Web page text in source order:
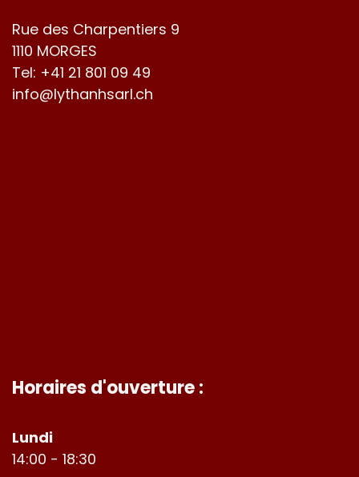
Rue des Charpentiers 9
1110 MORGES
Tel: +41 21 801 09 49
info@lythanhsarl.ch
Horaires d'ouverture :
Lundi
14:00 - 18:30